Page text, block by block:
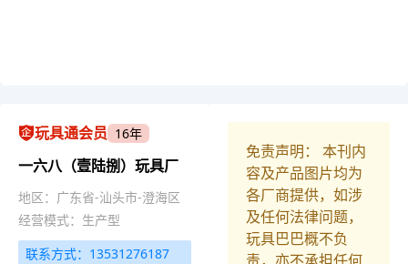
玩具通会员 16年
一六八（壹陆捌）玩具厂
地区：广东省-汕头市-澄海区
经营模式：生产型
联系方式：13531276187
免责声明： 本刊内
容及产品图片均为
各厂商提供，如涉
及任何法律问题，
玩具巴巴概不负